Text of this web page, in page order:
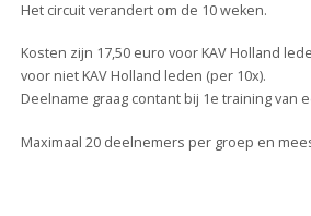
Het circuit verandert om de 10 weken.
Kosten zijn 17,50 euro voor KAV Holland
voor niet KAV Holland leden (per 10x).
Deelname graag contant bij 1e training van
Maximaal 20 deelnemers per groep en